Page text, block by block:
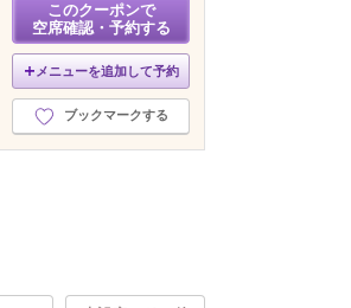
このクーポンで
空席確認・予約する
メニューを追加して予約
ブックマークする